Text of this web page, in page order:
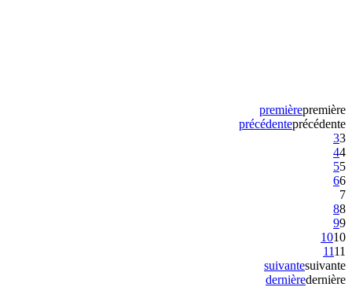
premièrepremière
précédenteprécédente
33
44
55
66
7
88
99
1010
1111
suivantesuivante
dernièredernière